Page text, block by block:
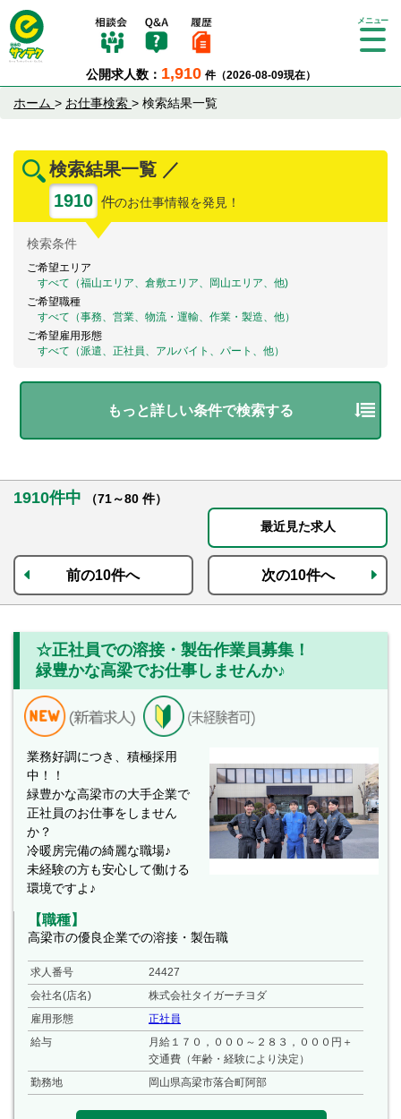
公開求人数： 1,910 件（2026-08-09現在）
Tog
ホーム > お仕事検索 > 検索結果一覧
検索結果一覧 ／
1910 件のお仕事情報を発見！
検索条件
ご希望エリア
すべて（福山エリア、倉敷エリア、岡山エリア、他)
ご希望職種
すべて（事務、営業、物流・運輸、作業・製造、他）
ご希望雇用形態
すべて（派遣、正社員、アルバイト、パート、他）
もっと詳しい条件で検索する
1910件中
（71～80 件）
最近見た求人
前の10件へ 次の10件へ
☆正社員での溶接・製缶作業員募集！
緑豊かな高梁でお仕事しませんか♪
業務好調につき、積極採用
中！！
緑豊かな高梁市の大手企業で
正社員のお仕事をしません
か？
冷暖房完備の綺麗な職場♪
未経験の方も安心して働ける
環境ですよ♪
【職種】
高梁市の優良企業での溶接・製缶職
求人番号
24427
会社名(店名)
株式会社タイガーチヨダ
雇用形態
正社員
給与
月給１７０，０００～２８３，０００円＋
交通費（年齢・経験により決定）
勤務地
岡山県高梁市落合町阿部